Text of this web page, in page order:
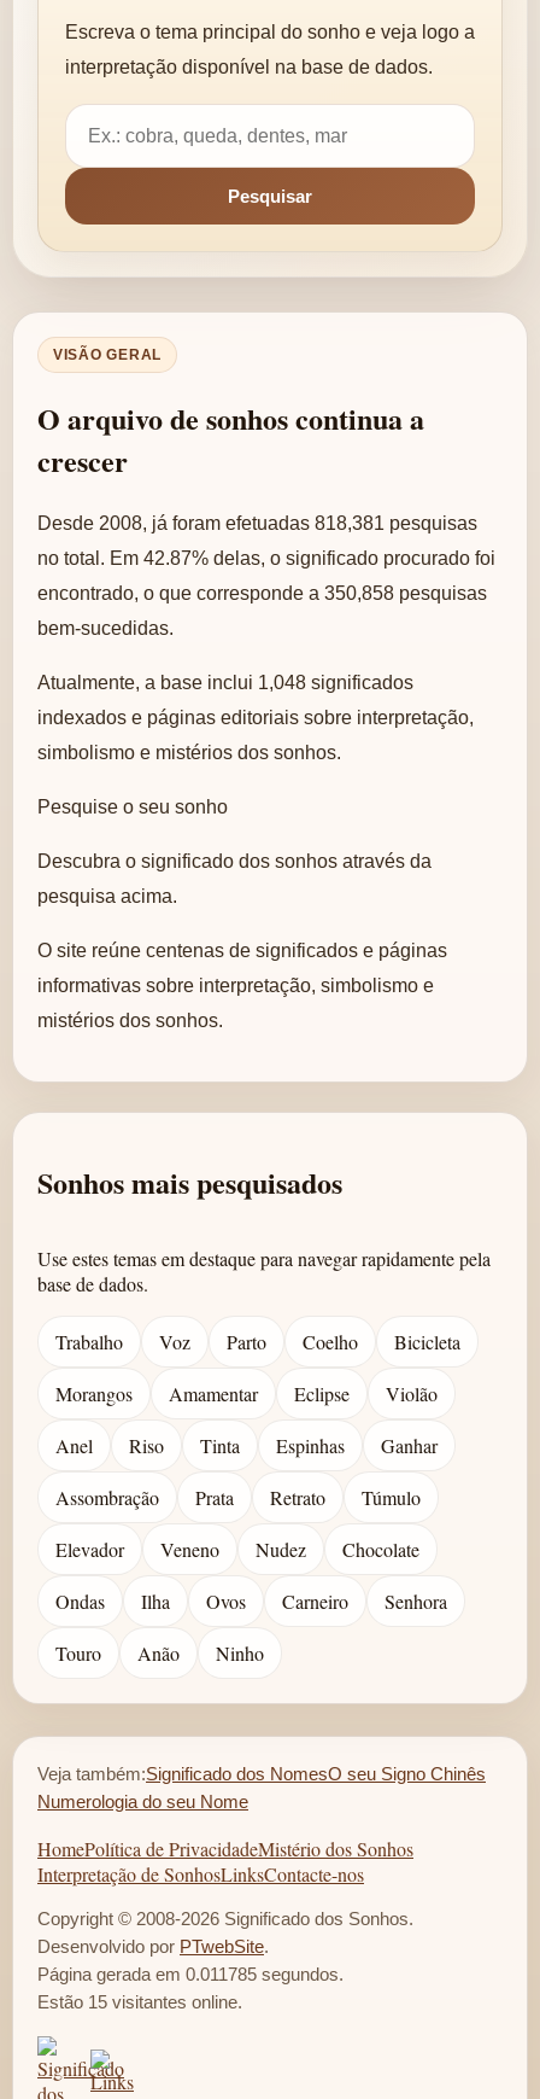
Escreva o tema principal do sonho e veja logo a
interpretação disponível na base de dados.
VISÃO GERAL
O arquivo de sonhos continua a
crescer
Desde 2008, já foram efetuadas 818,381 pesquisas
no total. Em 42.87% delas, o significado procurado foi
encontrado, o que corresponde a 350,858 pesquisas
bem-sucedidas.
Atualmente, a base inclui 1,048 significados
indexados e páginas editoriais sobre interpretação,
simbolismo e mistérios dos sonhos.
Pesquise o seu sonho
Descubra o significado dos sonhos através da
pesquisa acima.
O site reúne centenas de significados e páginas
informativas sobre interpretação, simbolismo e
mistérios dos sonhos.
Sonhos mais pesquisados
Use estes temas em destaque para navegar rapidamente pela
base de dados.
Trabalho Voz Parto Coelho Bicicleta
Morangos Amamentar Eclipse Violão
Anel Riso Tinta Espinhas Ganhar
Assombração Prata Retrato Túmulo
Elevador Veneno Nudez Chocolate
Ondas Ilha Ovos Carneiro Senhora
Touro Anão Ninho
Veja também:Significado dos NomesO seu Signo Chinês
Numerologia do seu Nome
HomePolítica de PrivacidadeMistério dos Sonhos
Interpretação de SonhosLinksContacte-nos
Copyright © 2008-2026 Significado dos Sonhos.
Desenvolvido por PTwebSite.
Página gerada em 0.011785 segundos.
Estão 15 visitantes online.